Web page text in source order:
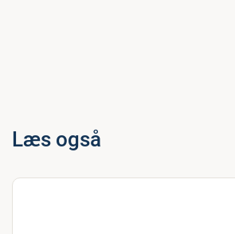
Læs også